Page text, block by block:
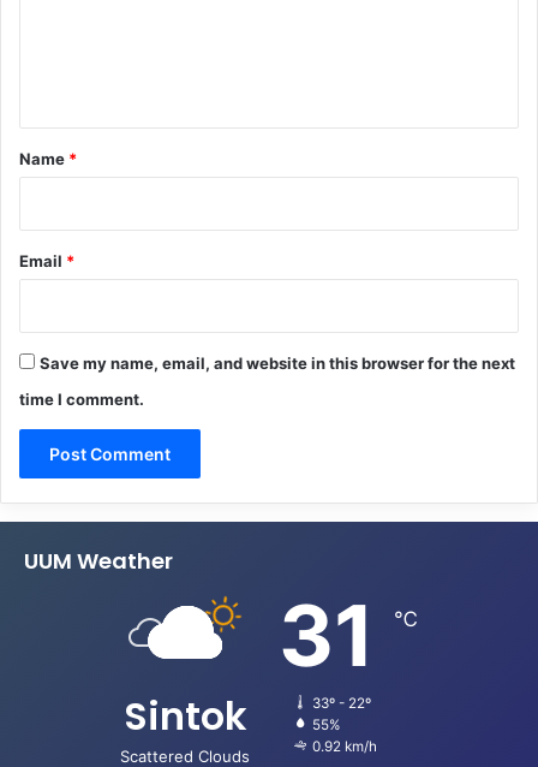
*
Name *
Email *
Save my name, email, and website in this browser for the next
time I comment.
UUM Weather
Sintok
Scattered Clouds
31 ℃
33º - 22º
55%
0.92 km/h